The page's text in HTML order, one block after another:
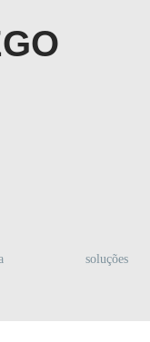
soluções